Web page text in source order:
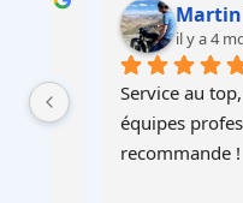
Martin
il y a 4 mois
Service au top,
équipes
recommande !